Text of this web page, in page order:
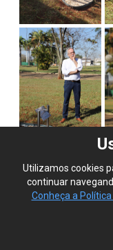
Utilizamos cookies
continuar
Conheça a